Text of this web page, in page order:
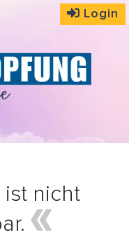
Login
nicht